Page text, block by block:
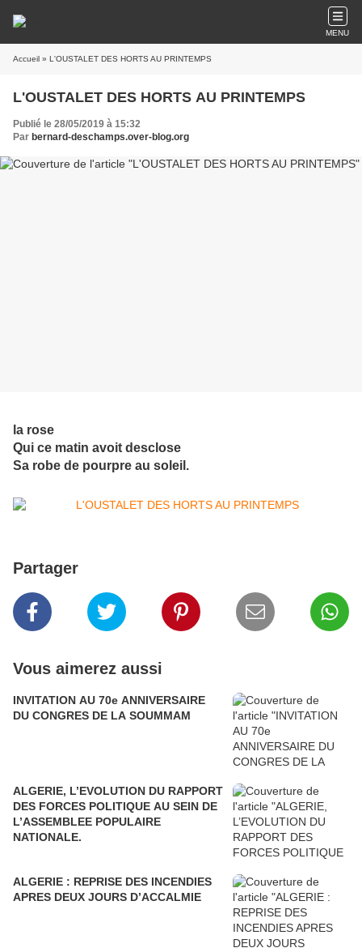
MENU
Accueil » L'OUSTALET DES HORTS AU PRINTEMPS
L'OUSTALET DES HORTS AU PRINTEMPS
Publié le 28/05/2019 à 15:32
Par bernard-deschamps.over-blog.org
la rose
Qui ce matin avoit desclose
Sa robe de pourpre au soleil.
Partager
Vous aimerez aussi
INVITATION AU 70e ANNIVERSAIRE
DU CONGRES DE LA SOUMMAM
ALGERIE, L’EVOLUTION DU RAPPORT
DES FORCES POLITIQUE AU SEIN DE
L’ASSEMBLEE POPULAIRE
NATIONALE.
ALGERIE : REPRISE DES INCENDIES
APRES DEUX JOURS D’ACCALMIE